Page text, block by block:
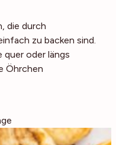
die durch
zu backen sind.
quer oder längs
Öhrchen